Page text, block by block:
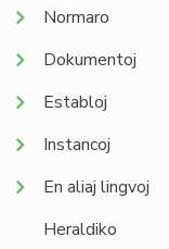
Normaro
Dokumentoj
Establoj
Instancoj
En aliaj lingvoj
Heraldiko